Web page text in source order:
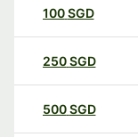
100SGD
250SGD
500SGD